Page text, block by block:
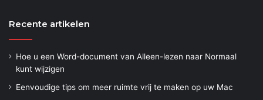
Recente artikelen
Hoe u een Word-document van Alleen-lezen naar Normaal
kunt wijzigen
Eenvoudige tips om meer ruimte vrij te maken op uw Mac